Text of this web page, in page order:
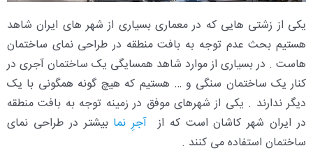
یکی از زشتی هایی که در معماری بسیاری از شهر های ایران شاهد
هستیم بحث عدم توجه به بافت منطقه در طراحی نمای ساختمان
هاست . در بسیاری از موارد شاهد همسایگی یک ساختمان آجری در
کنار یک ساختمان سنگی و … هستیم که هیچ گونه همگونی با یک
دیگر ندارند . یکی از شهرهای موفق در زمینه توجه به بافت منطقه
در ایران شهر کاشان است که از آجرِ نما بیشتر در طراحی نمای
ساختمان استفاده می کنند .